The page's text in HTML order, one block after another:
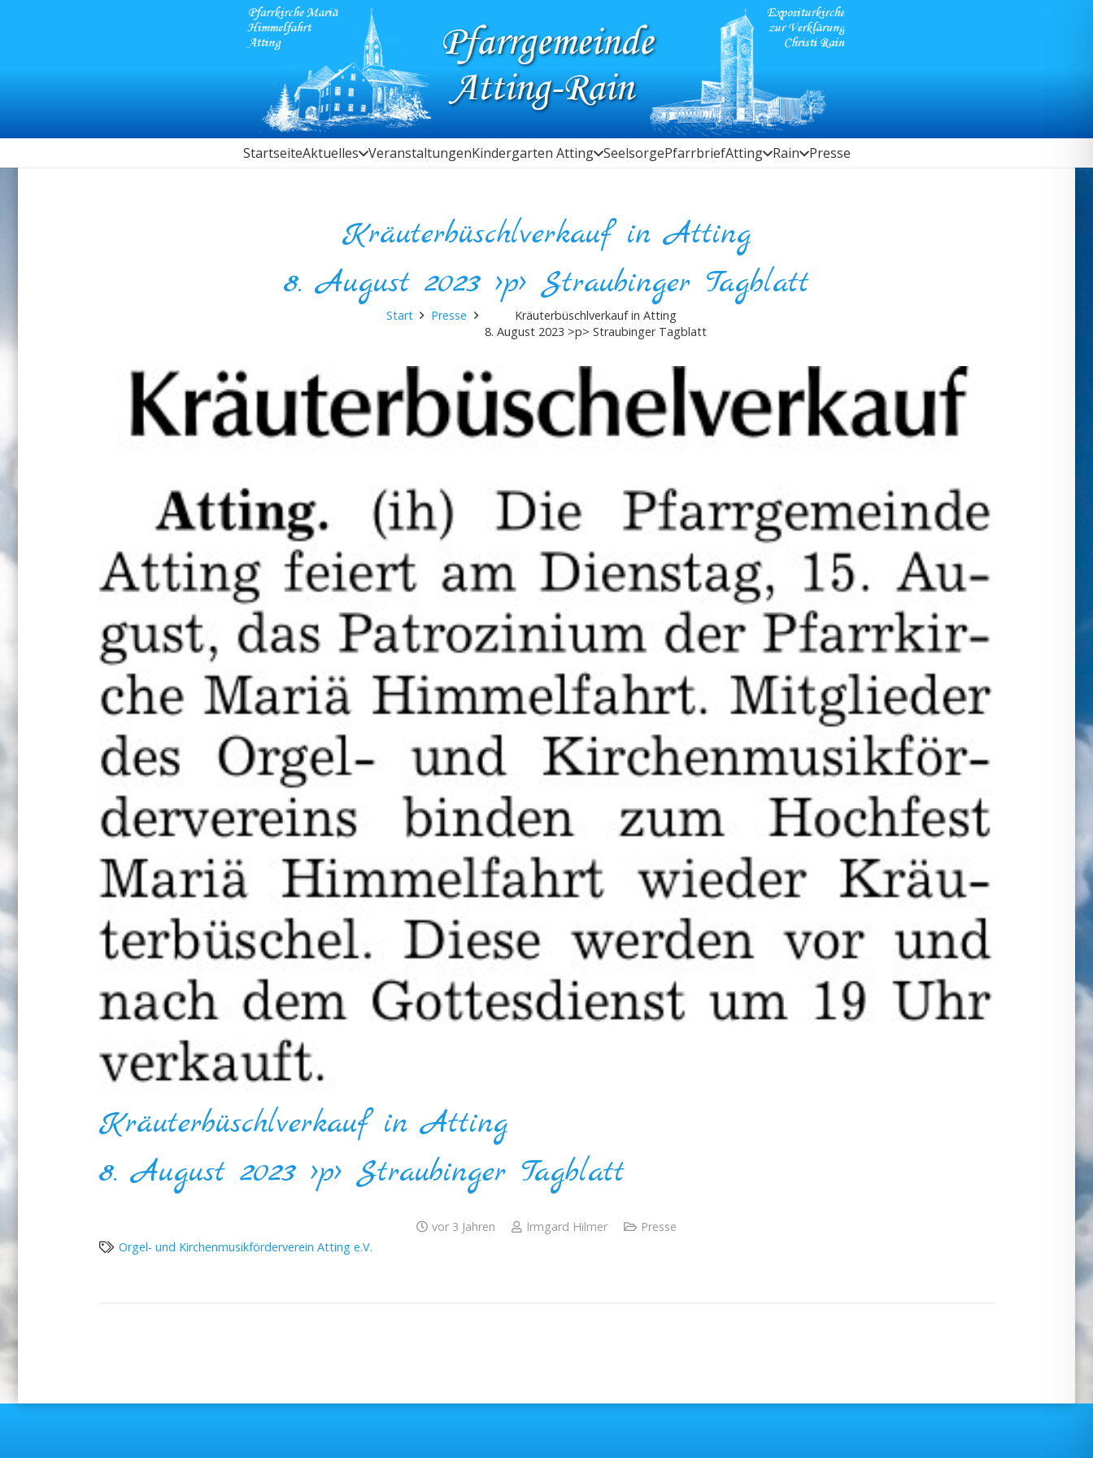
StartseiteAktuelles VeranstaltungenKindergarten Atting SeelsorgePfarrbriefAtting Rain Presse
Kräuterbüschlverkauf in Atting
8. August 2023 >p> Straubinger Tagblatt
Start Presse
Kräuterbüschlverkauf in Atting
8. August 2023 >p> Straubinger Tagblatt
Kräuterbüschlverkauf in Atting
8. August 2023 >p> Straubinger Tagblatt
vor 3 Jahren Irmgard Hilmer
Presse
Orgel- und Kirchenmusikförderverein Atting e.V.